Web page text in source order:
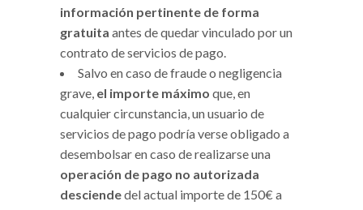
información pertinente de forma
gratuita antes de quedar vinculado por un
contrato de servicios de pago.
Salvo en caso de fraude o negligencia
grave, el importe máximo que, en
cualquier circunstancia, un usuario de
servicios de pago podría verse obligado a
desembolsar en caso de realizarse una
operación de pago no autorizada
desciendedel actual importe de 150€ a